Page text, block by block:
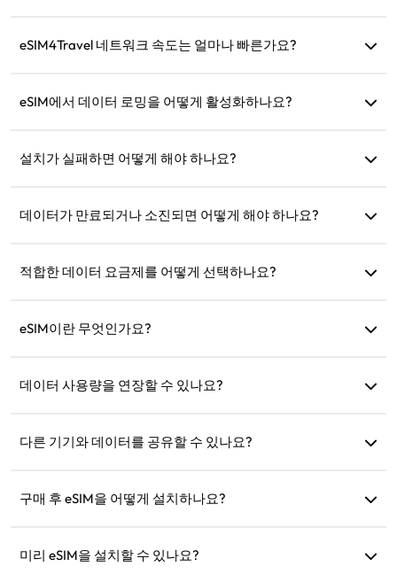
eSIM4Travel 네트워크 속도는 얼마나 빠른가요?
네트워크 강도는 지역 통신사에 따라 다릅니다.
eSIM에서 데이터 로밍을 어떻게 활성화하나요?
'데이터 로밍'을 활성화하세요.
설치가 실패하면 어떻게 해야 하나요?
한 번만 설치할 수 있습니다. 문제가 지속되면 고객 지원팀에
데이터가 만료되거나 소진되면 어떻게 해야 하나요?
적합한 데이터 요금제를 어떻게 선택하나요?
과 같은 표준 요금제를 제공합니다. 필요에 따라 선택하고 언제
eSIM이란 무엇인가요?
치 후 인터넷에 연결하는 데 사용할 수 있습니다.
데이터 사용량을 연장할 수 있나요?
활성화됩니다.
다른 기기와 데이터를 공유할 수 있나요?
휴대폰에서와 동일합니다.
구매 후 eSIM을 어떻게 설치하나요?
세요.
미리 eSIM을 설치할 수 있나요?